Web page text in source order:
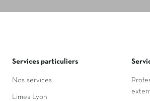
Services particuliers
Nos services
Limes Lyon